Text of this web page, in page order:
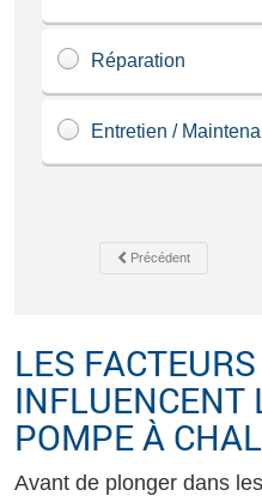
Réparation
Entretien /
Précédent
LES
INFLUENCENT
POMPE À
Avant de plonger dans